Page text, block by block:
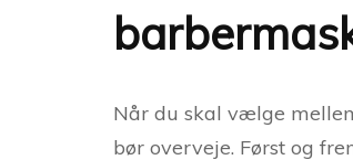
Når du skal vælge
bør overveje. Først og